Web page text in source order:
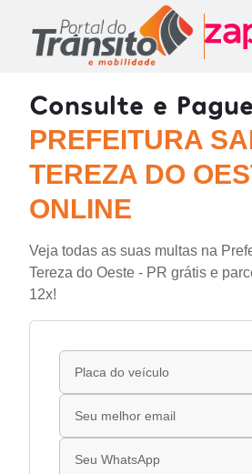
Consulte e Pague
PREFEITURA
TEREZA DO
ONLINE
Veja todas as suas multas na
Tereza do Oeste - PR grátis e
12x!